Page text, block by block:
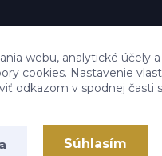
webu, analytické účely
cookies. Nastavenie
odkazom v spodnej časti
Súhlasím